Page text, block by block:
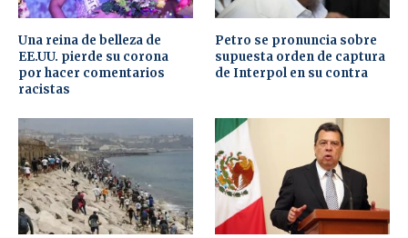
Una reina de belleza de
EE.UU. pierde su corona
por hacer comentarios
racistas
Petro se pronuncia sobre
supuesta orden de captura
de Interpol en su contra